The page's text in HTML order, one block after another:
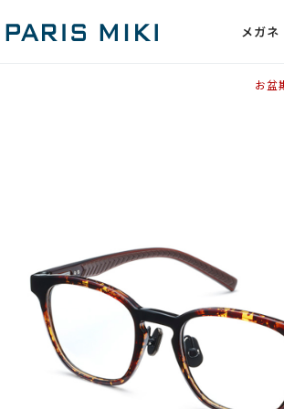
メガネ
お盆